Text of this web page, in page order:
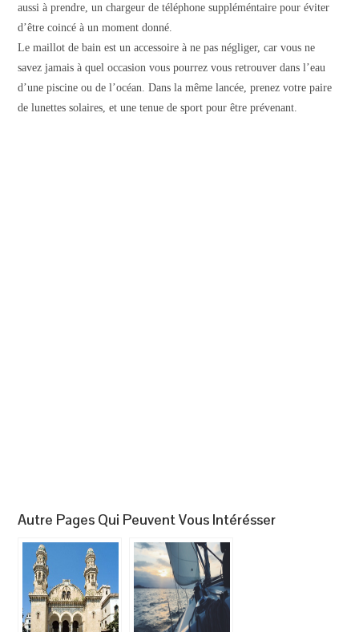
aussi à prendre, un chargeur de téléphone suppléméntaire pour éviter
d’être coincé à un moment donné.
Le maillot de bain est un accessoire à ne pas négliger, car vous ne
savez jamais à quel occasion vous pourrez vous retrouver dans l’eau
d’une piscine ou de l’océan. Dans la même lancée, prenez votre paire
de lunettes solaires, et une tenue de sport pour être prévenant.
Autre Pages Qui Peuvent Vous Intérésser